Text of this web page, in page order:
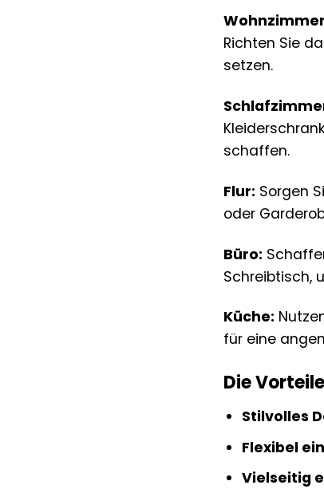
Richten Sie
setzen.
schaffen.
Flur: Sorgen
oder
Büro:
Schreibtisch,
Küche:
für eine
Die
Stilvolles
Flexibel
Vielseitig